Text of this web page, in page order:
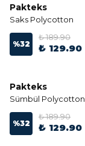
Pakteks
Saks Polycotton
%32
₺ 189.90
₺ 129.90
Pakteks
Sümbül Polycotton
%32
₺ 189.90
₺ 129.90